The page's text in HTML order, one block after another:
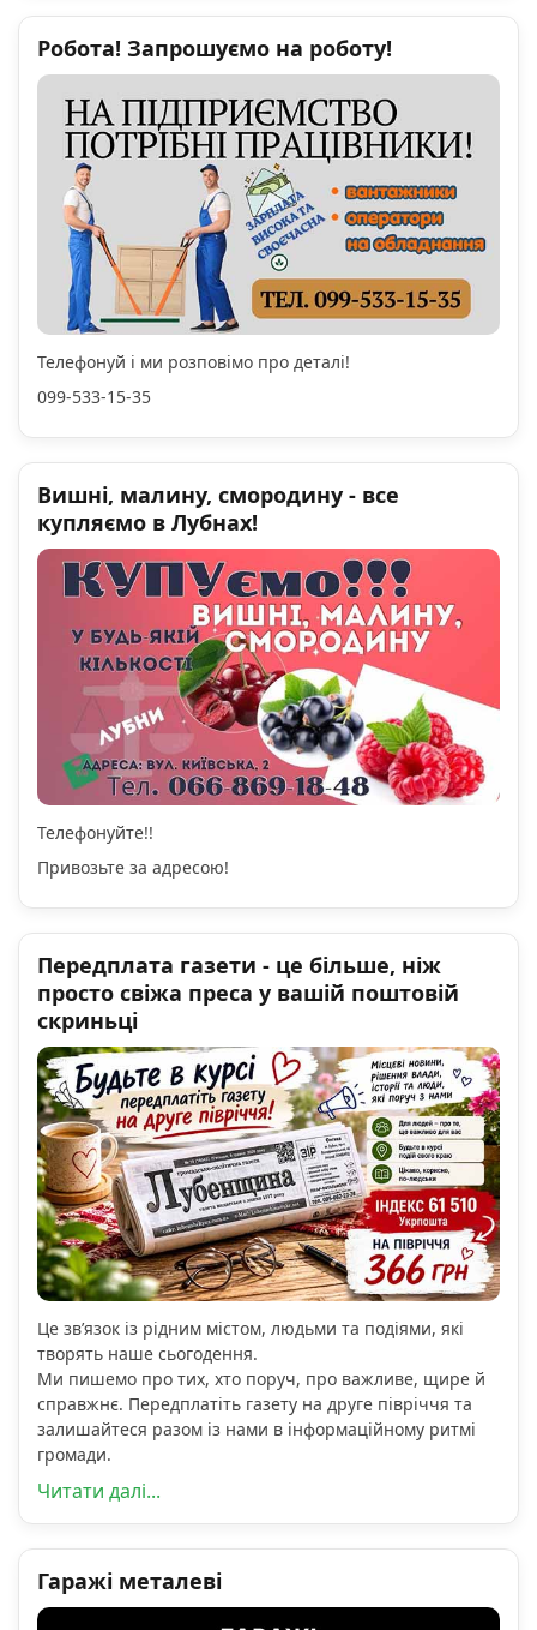
Робота! Запрошуємо на роботу!
Телефонуй і ми розповімо про деталі!
099-533-15-35
Вишні, малину, смородину - все
купляємо в Лубнах!
Телефонуйте!!
Привозьте за адресою!
Передплата газети - це більше, ніж
просто свіжа преса у вашій поштовій
скриньці
Це зв’язок із рідним містом, людьми та подіями, які
творять наше сьогодення.
Ми пишемо про тих, хто поруч, про важливе, щире й
справжнє. Передплатіть газету на друге півріччя та
залишайтеся разом із нами в інформаційному ритмі
громади.
Читати далі...
Гаражі металеві